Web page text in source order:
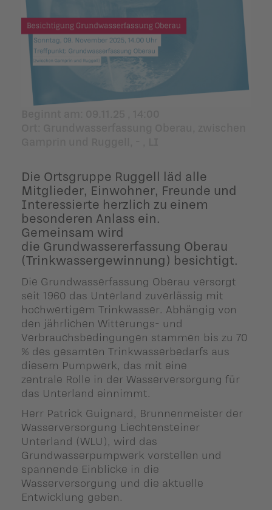
uns
Parteisekretariat
Die Ortsgruppe Ruggell läd alle
Mitglieder, Einwohner, Freunde und
Interessierte herzlich zu einem
besonderen Anlass ein.
Gemeinsam wird
die Grundwassererfassung Oberau
(Trinkwassergewinnung) besichtigt.
Die Grundwasserfassung Oberau versorgt
seit 1960 das Unterland zuverlässig mit
hochwertigem Trinkwasser. Abhängig von
den jährlichen Witterungs- und
Verbrauchsbedingungen stammen bis zu 70
% des gesamten Trinkwasserbedarfs aus
diesem Pumpwerk, das mit eine
zentrale Rolle in der Wasserversorgung für
das Unterland einnimmt.
Herr Patrick Guignard, Brunnenmeister der
Wasserversorgung Liechtensteiner
Unterland (WLU), wird das
Grundwasserpumpwerk vorstellen und
spannende Einblicke in die
Wasserversorgung und die aktuelle
Entwicklung geben.